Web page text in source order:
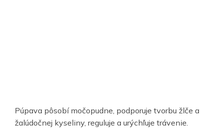
Púpava pôsobí močopudne, podporuje tvorbu žlče a
žalúdočnej kyseliny, reguluje a urýchľuje trávenie.